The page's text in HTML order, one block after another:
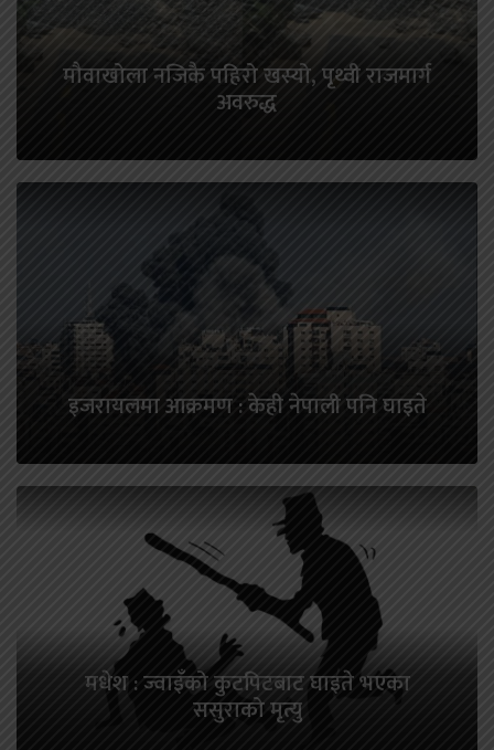
मौवाखोला नजिकै पहिरो खस्यो, पृथ्वी राजमार्ग
अवरुद्ध
इजरायलमा आक्रमण : केही नेपाली पनि घाइते
मधेश : ज्वाइँको कुटपिटबाट घाइते भएका
ससुराको मृत्यु